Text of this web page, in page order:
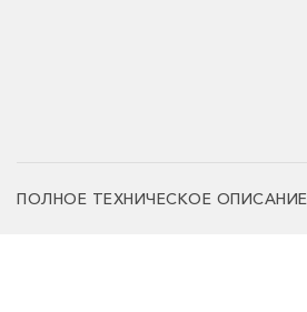
ПОЛНОЕ ТЕХНИЧЕСКОЕ ОПИСАНИЕ